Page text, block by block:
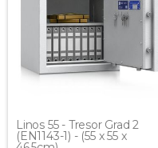
Linos 55 - Tresor Grad 2
(EN1143-1) - (55 x 55 x